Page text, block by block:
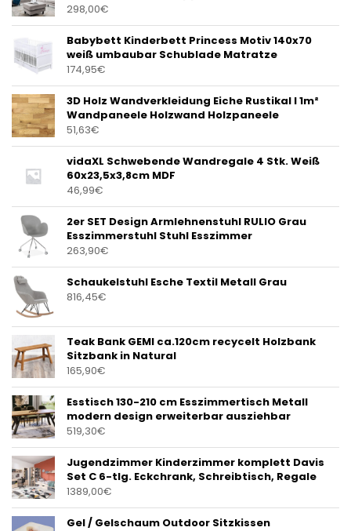
298,00€
Babybett Kinderbett Princess Motiv 140x70
weiß umbaubar Schublade Matratze
174,95€
3D Holz Wandverkleidung Eiche Rustikal I 1m²
Wandpaneele Holzwand Holzpaneele
51,63€
vidaXL Schwebende Wandregale 4 Stk. Weiß
60x23,5x3,8cm MDF
46,99€
2er SET Design Armlehnenstuhl RULIO Grau
Esszimmerstuhl Stuhl Esszimmer
263,90€
Schaukelstuhl Esche Textil Metall Grau
816,45€
Teak Bank GEMI ca.120cm recycelt Holzbank
Sitzbank in Natural
165,90€
Esstisch 130-210 cm Esszimmertisch Metall
modern design erweiterbar ausziehbar
519,30€
Jugendzimmer Kinderzimmer komplett Davis
Set C 6-tlg. Eckchrank, Schreibtisch, Regale
1389,00€
Gel / Gelschaum Outdoor Sitzkissen